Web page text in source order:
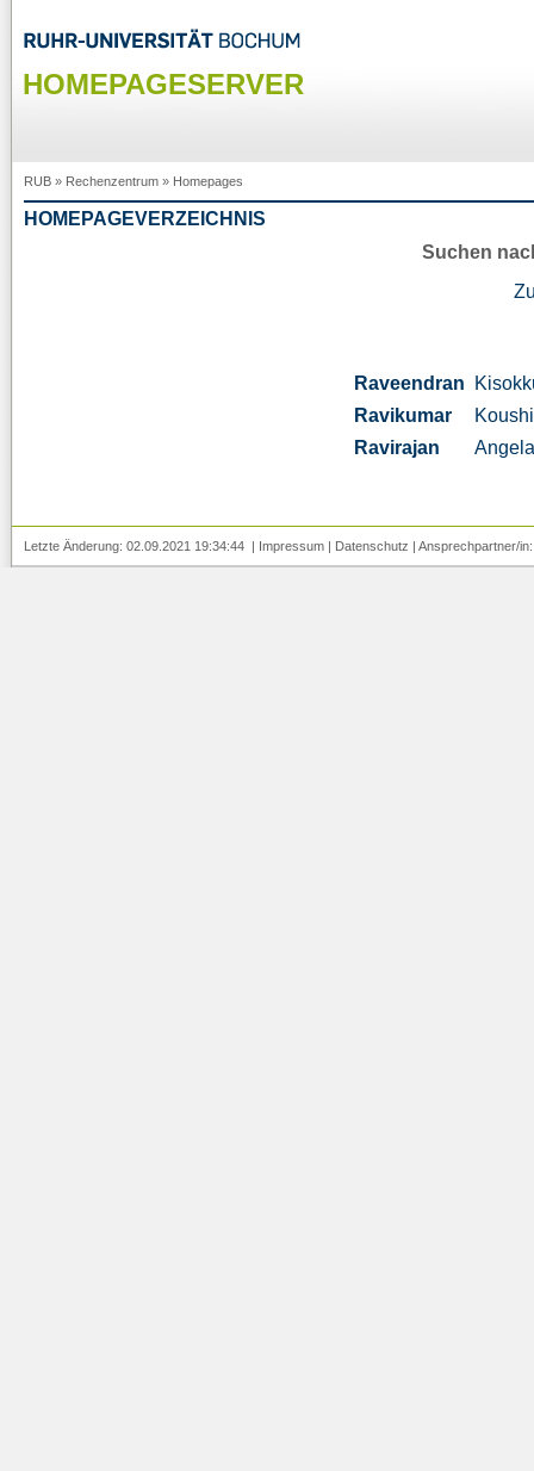
HOMEPAGESERVER
RUB » Rechenzentrum » Homepages
HOMEPAGEVERZEICHNIS
Suchen
Raveendran
Ravikumar
Ravirajan
Letzte Änderung: 02.09.2021 19:34:44 | Impressum | Datenschutz | Ansprechpartner/